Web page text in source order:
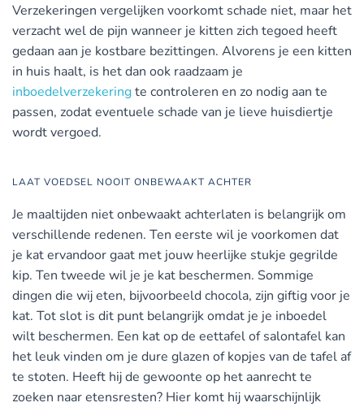
Verzekeringen vergelijken voorkomt schade niet, maar het
verzacht wel de pijn wanneer je kitten zich tegoed heeft
gedaan aan je kostbare bezittingen. Alvorens je een kitten
in huis haalt, is het dan ook raadzaam je
inboedelverzekeringte controleren en zo nodig aan te
passen, zodat eventuele schade van je lieve huisdiertje
wordt vergoed.
LAAT VOEDSEL NOOIT ONBEWAAKT ACHTER
Je maaltijden niet onbewaakt achterlaten is belangrijk om
verschillende redenen. Ten eerste wil je voorkomen dat
je kat ervandoor gaat met jouw heerlijke stukje gegrilde
kip. Ten tweede wil je je kat beschermen. Sommige
dingen die wij eten, bijvoorbeeld chocola, zijn giftig voor je
kat. Tot slot is dit punt belangrijk omdat je je inboedel
wilt beschermen. Een kat op de eettafel of salontafel kan
het leuk vinden om je dure glazen of kopjes van de tafel af
te stoten. Heeft hij de gewoonte op het aanrecht te
zoeken naar etensresten? Hier komt hij waarschijnlijk